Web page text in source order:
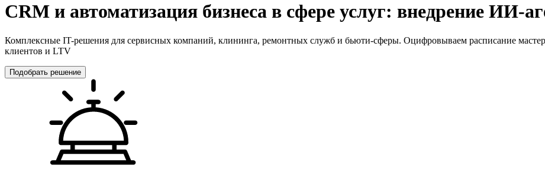
CRM и автоматизация бизнеса в сфере услуг: внедрение ИИ-
Комплексные IT-решения для сервисных компаний, клининга, ремонтных служб и бьюти-сферы. Оцифровываем расписание
клиентов и LTV
Подобрать решение